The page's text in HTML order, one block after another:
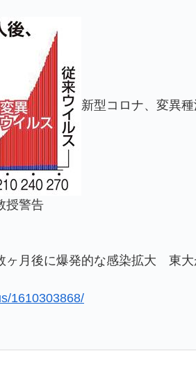
新型コロナ、変異
授警告
ヶ月後に爆発的な感染拡大 東大
1610303868/